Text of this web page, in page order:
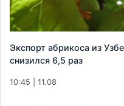
Экспорт абрикоса из
снизился 6,5 раз
10:45 | 11.08